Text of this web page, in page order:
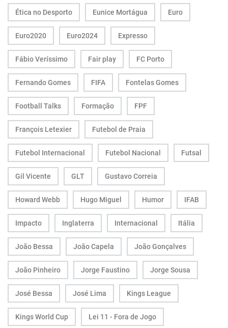
Ética no Desporto Eunice Mortágua Euro
Euro2020 Euro2024 Expresso
Fábio Veríssimo Fair play FC Porto
Fernando Gomes FIFA Fontelas Gomes
Football Talks Formação FPF
François Letexier Futebol de Praia
Futebol Internacional Futebol Nacional Futsal
Gil Vicente GLT Gustavo Correia
Howard Webb Hugo Miguel Humor IFAB
Impacto Inglaterra Internacional Itália
João Bessa João Capela João Gonçalves
João Pinheiro Jorge Faustino Jorge Sousa
José Bessa José Lima Kings League
Kings World Cup Lei 11 - Fora de Jogo